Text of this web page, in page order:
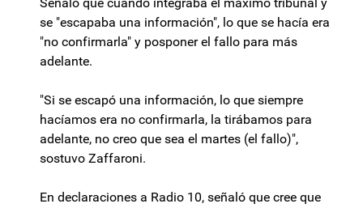
se "escapaba una información", lo que se hacía era
"no confirmarla" y posponer el fallo para más
adelante.
"Si se escapó una información, lo que siempre
hacíamos era no confirmarla, la tirábamos para
adelante, no creo que sea el martes (el fallo)",
sostuvo Zaffaroni.
En declaraciones a Radio 10, señaló que cree que